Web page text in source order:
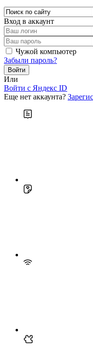
Вход в аккаунт
Чужой компьютер
Забыли пароль?
Или
Войти c Яндекс ID
Еще нет аккаунта?